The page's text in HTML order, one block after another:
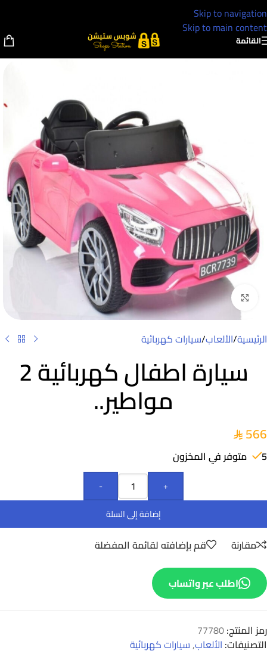
Skip to navigation
Skip to main content
القائمة
Click to enlarge
الرئيسية/الألعاب/سيارات كهربائية
سيارة اطفال كهربائية 2
مواطير..
566
5 متوفر في المخزون
-
+
إضافة إلى السلة
مقارنة قم بإضافته لقائمة المفضلة
اطلب عبر واتساب
رمز المنتج:77780
التصنيفات: الألعاب,سيارات كهربائية